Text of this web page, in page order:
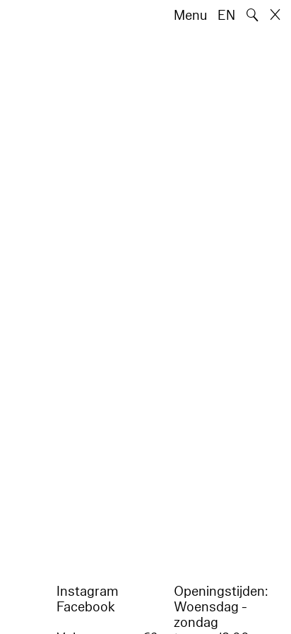
Menu EN 🔍
Instagram
Facebook
Openingstijden:
Woensdag -
zondag